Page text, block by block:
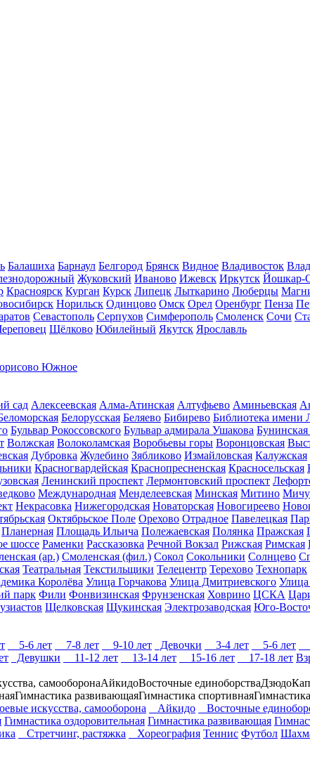
Балашиха Барнаул Белгород Брянск Видное Владивосток
Жуковский Иваново Ижевск Иркутск Йошкар-
Красноярск Курган Курск Липецк Лыткарино Люберцы
Норильск Одинцово Омск Орел Оренбург Пенза
Севастополь Серпухов Симферополь Смоленск Сочи
Щёлково Юбилейный Якутск Ярославль
Южное
сад Алексеевская Алма-Атинская Алтуфьево Аминьевская
Белорусская Беляево Бибирево Библиотека имени
Бульвар Рокоссовского Бульвар адмирала Ушакова Бунинская
Волжская Волоколамская Воробьевы горы Воронцовская
Дубровка Жулебино Зябликово Измайловская Калужская
Красногвардейская Краснопресненская Красносельская
Ленинский проспект Лермонтовский проспект
Международная Менделеевская Минская Митино
Некрасовка Нижегородская Новаторская Новогиреево
Октябрьское Поле Орехово Отрадное Павелецкая
Планерная Площадь Ильича Полежаевская Полянка Пражская
шоссе Раменки Рассказовка Речной Вокзал Рижская Римская
(ар.) Смоленская (фил.) Сокол Сокольники Солнцево
Театральная Текстильщики Телецентр Терехово Технопарк
Королёва Улица Горчакова Улица Дмитриевского
парк Фили Фонвизинская Фрунзенская Ховрино ЦСКА
Щелковская Щукинская Электрозаводская Юго-
5-6 лет 7-8 лет 9-10 лет Девочки 3-4 лет 5-6 лет
Девушки 11-12 лет 13-14 лет 15-16 лет 17-18 лет
самооборонаАйкидоВосточные единоборстваДзюдо
Гимнастика развивающаяГимнастика спортивная
искусства, самооборона Айкидо Восточные
Гимнастика оздоровительная Гимнастика развивающая
Стретчинг, растяжка Хореография Теннис Футбол